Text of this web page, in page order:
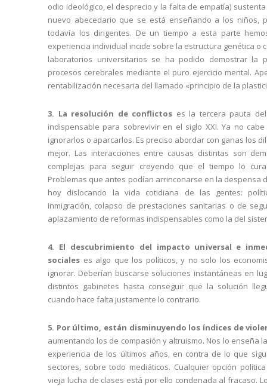
odio ideológico, el desprecio y la falta de empatía)
nuevo abecedario que se está enseñando a los niños,
todavía los dirigentes. De un tiempo a esta parte
experiencia individual incide sobre la estructura genética o
laboratorios universitarios se ha podido demostrar la
procesos cerebrales mediante el puro ejercicio mental.
rentabilización necesaria del llamado «principio de la
3. La resolución de conflictos es la tercera pauta
indispensable para sobrevivir en el siglo XXI. Ya no
ignorarlos o aparcarlos. Es preciso abordar con ganas los
mejor. Las interacciones entre causas distintas son
complejas para seguir creyendo que el tiempo lo
Problemas que antes podían arrinconarse en la despensa
hoy dislocando la vida cotidiana de las gentes:
inmigración, colapso de prestaciones sanitarias o de
aplazamiento de reformas indispensables como la del
4. El descubrimiento del impacto universal e
sociales es algo que los políticos, y no solo los
ignorar. Deberían buscarse soluciones instantáneas en
distintos gabinetes hasta conseguir que la solución
cuando hace falta justamente lo contrario.
5. Por último, están disminuyendo los índices de
aumentando los de compasión y altruismo. Nos lo enseña
experiencia de los últimos años, en contra de lo que
sectores, sobre todo mediáticos. Cualquier opción
vieja lucha de clases está por ello condenada al fracaso.